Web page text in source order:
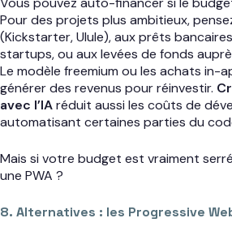
Pour des projets plus ambitieux,
(Kickstarter, Ulule), aux prêts
startups, ou aux levées de fonds
Le modèle freemium ou les achats in-
générer des revenus pour réinvestir.
avec l’IAréduit aussi les coûts de
automatisant certaines parties du
Mais si votre budget est vraiment
une PWA ?
8. Alternatives : les Progressive